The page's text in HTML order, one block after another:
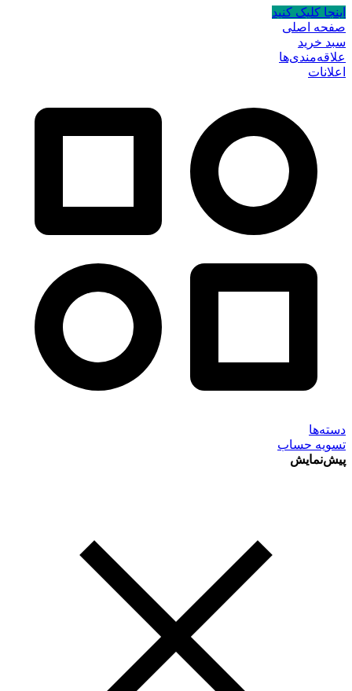
اینجا کلیک کنید
صفحه اصلی
سبد خرید
علاقه‌مندی‌ها
اعلانات
دسته‌ها
تسویه حساب
پیش‌نمایش